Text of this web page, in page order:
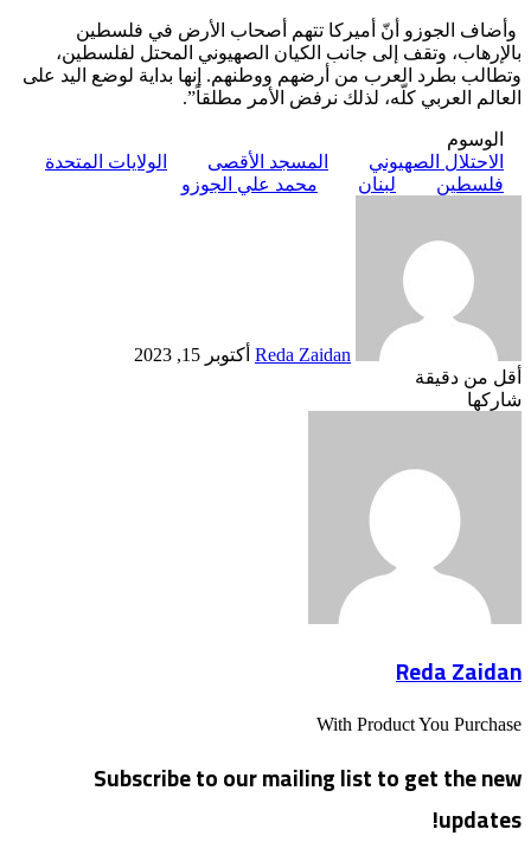
وأضاف الجوزو أنّ أميركا تتهم أصحاب الأرض في فلسطين
بالإرهاب، وتقف إلى جانب الكيان الصهيوني المحتل لفلسطين،
وتطالب بطرد العرب من أرضهم ووطنهم. إنها بداية لوضع اليد على
العالم العربي كلّه، لذلك نرفض الأمر مطلقاً”.
الوسوم
الاحتلال الصهيوني
المسجد الأقصى
الولايات المتحدة
فلسطين
لبنان محمد علي الجوزو
Reda Zaidan أكتوبر 15, 2023
أقل من دقيقة
فيسبوك
‫X
لينكدإن
بينتيريست
Odnoklassniki
شاركها
Reda Zaidan
With Product You Purchase
Subscribe to our mailing list to get the new
updates!